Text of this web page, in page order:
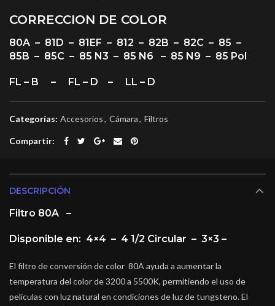
CORRECCION DE COLOR
80A – 81D – 81EF – 812 – 82B – 82C – 85 –
85B – 85C – 85 N3 – 85 N6 – 85 N9 – 85 Pol
FL – B – FL – D – LL – D
Categorías: Accesorios, Cámara, Filtros
Compartir
DESCRIPCIÓN
Filtro 80A –
Disponible en: 4×4 – 4 1/2 Circular – 3×3 –
El filtro de conversión de color 80A ayuda a aumentar la
temperatura del color de 3200 a 5500K, permitiendo el uso de
películas con luz natural en condiciones de luz de tungsteno. El